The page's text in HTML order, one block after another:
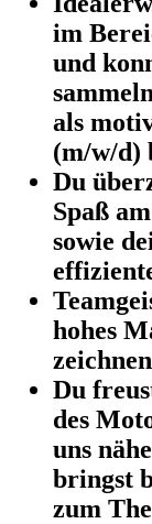
im
und
als
(m/w/d)
Du
Spaß
sowie
hohes
Du
des
uns
bringst
zum